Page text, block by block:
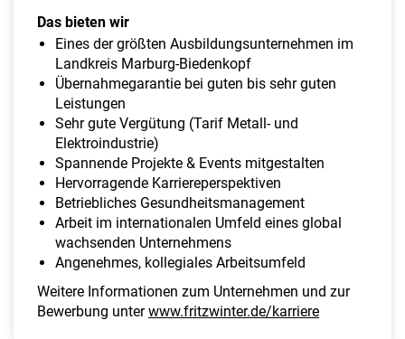
Das bieten wir
Eines der größten Ausbildungsunternehmen im
Landkreis Marburg-Biedenkopf
Übernahmegarantie bei guten bis sehr guten
Leistungen
Sehr gute Vergütung (Tarif Metall- und
Elektroindustrie)
Spannende Projekte & Events mitgestalten
Hervorragende Karriereperspektiven
Betriebliches Gesundheitsmanagement
Arbeit im internationalen Umfeld eines global
wachsenden Unternehmens
Angenehmes, kollegiales Arbeitsumfeld
Weitere Informationen zum Unternehmen und zur
Bewerbung unterwww.fritzwinter.de/karriere